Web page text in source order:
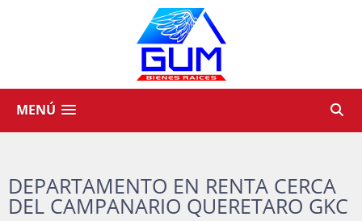
MENÚ
DEPARTAMENTO EN RENTA CERCA
DEL CAMPANARIO QUERETARO GKC